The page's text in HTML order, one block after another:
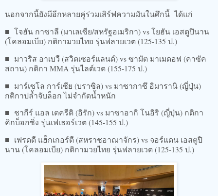
นอกจากนี้ยังมีอีกหลายคู่ร่วมเสิร์ฟความมันในศึกนี้ ได้แก่
■ โจฮัน กาซาลี (มาเลเซีย/สหรัฐอเมริกา) vs โยฮัน เอสตูปินาน
(โคลอมเบีย) กติกามวยไทย รุ่นฟลายเวต (125-135 ป.)
■ มาวริส อาเบวี (สวิตเซอร์แลนด์) vs ซามัต มาเมดอฟ (คาซัค
สถาน) กติกา MMA รุ่นไลต์เวต (155-175 ป.)
■ มาร์เซโล การ์เซีย (บราซิล) vs มาซากาซึ อิมารานิ (ญี่ปุ่น)
กติกาปล้ำจับล็อก ไม่จำกัดน้ำหนัก
■ ชากีร์ แอล เตครีติ (อิรัก) vs มาซาอากิ โนอิริ (ญี่ปุ่น) กติกา
คิกบ็อกซิ่ง รุ่นเฟเธอร์เวต (145-155 ป.)
■ เฟรดดี แฮ็กเกอร์ตี (สหราชอาณาจักร) vs จอร์แดน เอสตูปิ
นาน (โคลอมเบีย) กติกามวยไทย รุ่นฟลายเวต (125-135 ป.)